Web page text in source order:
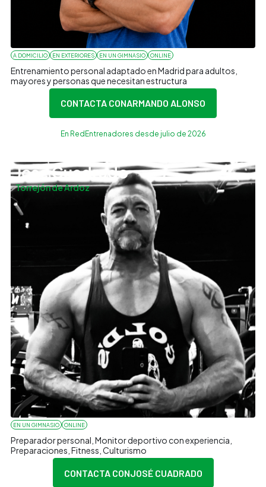
A DOMICILIO EN EXTERIORES EN UN GIMNASIO ONLINE
Entrenamiento personal adaptado en Madrid para adultos,
mayores y personas que necesitan estructura
CONTACTA CONARMANDO ALONSO
En RedEntrenadores desde julio de 2026
José Cuadrado
Torrejón de Ardoz
EN UN GIMNASIO ONLINE
Preparador personal, Monitor deportivo con experiencia,
Preparaciones, Fitness, Culturismo
CONTACTA CONJOSÉ CUADRADO